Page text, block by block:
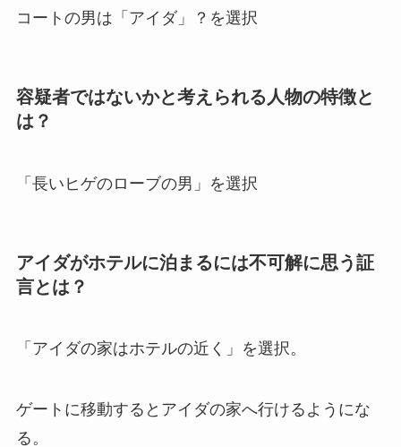
コートの男は「アイダ」？を選択
容疑者ではないかと考えられる人物の特徴と
は？
「長いヒゲのローブの男」を選択
アイダがホテルに泊まるには不可解に思う証
言とは？
「アイダの家はホテルの近く」を選択。
ゲートに移動するとアイダの家へ行けるようにな
る。